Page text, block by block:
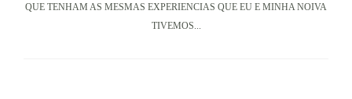
QUE TENHAM AS MESMAS EXPERIENCIAS QUE EU E MINHA NOIVA
TIVEMOS...